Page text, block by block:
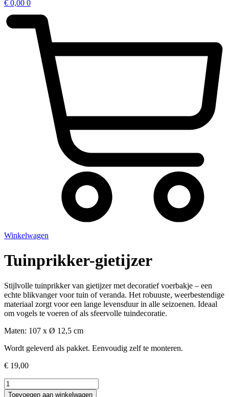
€ 0,00 0
Winkelwagen
Tuinprikker-gietijzer
Stijlvolle tuinprikker van gietijzer met decoratief voerbakje – een
echte blikvanger voor tuin of veranda. Het robuuste, weerbestendige
materiaal zorgt voor een lange levensduur in alle seizoenen. Ideaal
om vogels te voeren of als sfeervolle tuindecoratie.
Maten: 107 x Ø 12,5 cm
Wordt geleverd als pakket. Eenvoudig zelf te monteren.
€ 19,00
Tuinprikker-
gietijzer
Toevoegen aan winkelwagen